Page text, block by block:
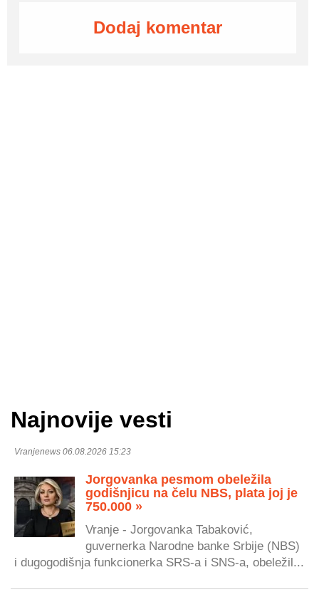
Dodaj komentar
Najnovije vesti
Vranjenews 06.08.2026 15:23
Jorgovanka pesmom obeležila
godišnjicu na čelu NBS, plata joj je
750.000 »
Vranje - Jorgovanka Tabaković,
guvernerka Narodne banke Srbije (NBS)
i dugogodišnja funkcionerka SRS-a i SNS-a, obeležil...